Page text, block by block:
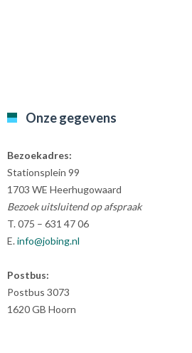
Onze gegevens
Bezoekadres:
Stationsplein 99
1703 WE Heerhugowaard
Bezoek uitsluitend op afspraak
T. 075 – 631 47 06
E.info@jobing.nl
Postbus:
Postbus 3073
1620 GB Hoorn